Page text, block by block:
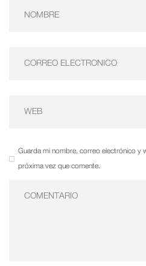
Guarda mi nombre, correo electrónico y
próxima vez que comente.